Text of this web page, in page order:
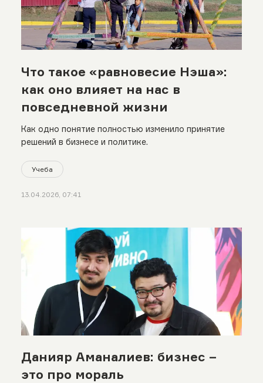
Что такое «равновесие Нэша»:
как оно влияет на нас в
повседневной жизни
Как одно понятие полностью изменило принятие
решений в бизнесе и политике.
Учеба
13.04.2026, 07:41
Данияр Аманалиев: бизнес –
это про мораль